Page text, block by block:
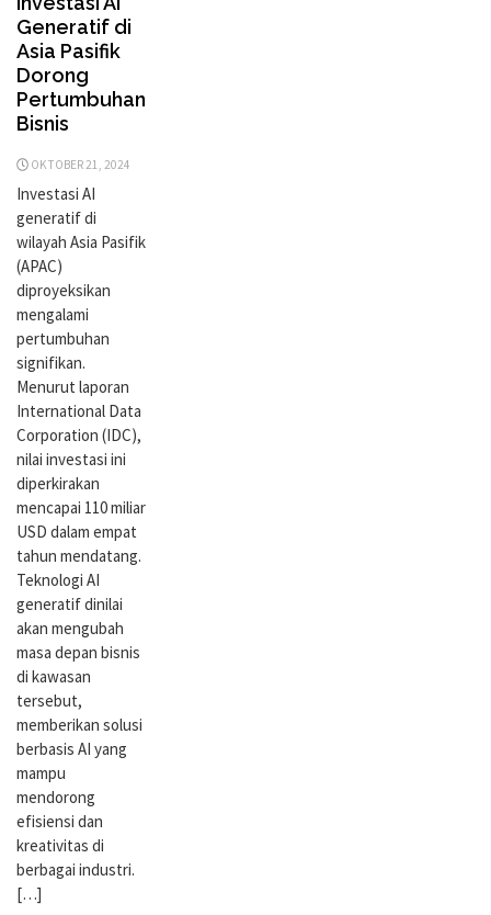
Generatif di
Asia Pasifik
Dorong
Pertumbuhan
Bisnis
OKTOBER 21, 2024
Investasi AI
generatif di
wilayah Asia Pasifik
(APAC)
diproyeksikan
mengalami
pertumbuhan
signifikan.
Menurut laporan
International Data
Corporation (IDC),
nilai investasi ini
diperkirakan
mencapai 110 miliar
USD dalam empat
tahun mendatang.
Teknologi AI
generatif dinilai
akan mengubah
masa depan bisnis
di kawasan
tersebut,
memberikan solusi
berbasis AI yang
mampu
mendorong
efisiensi dan
kreativitas di
berbagai industri.
[…]